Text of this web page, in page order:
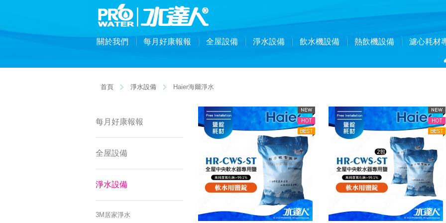
關於我們 每月好康報報 全屋設備 淨水設備 飲水機設備 熱飲機設備 濾心耗材
首頁 淨水設備 Haier海爾淨水
每月好康報報
全屋設備
淨水設備
3M居家淨水